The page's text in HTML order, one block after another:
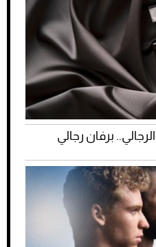
برفان رجالي